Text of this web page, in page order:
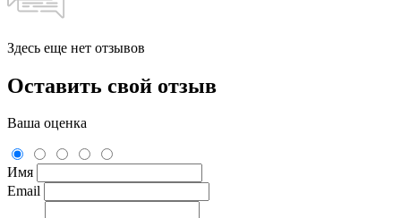
Здесь еще нет отзывов
Оставить свой отзыв
Ваша оценка
Имя
Email